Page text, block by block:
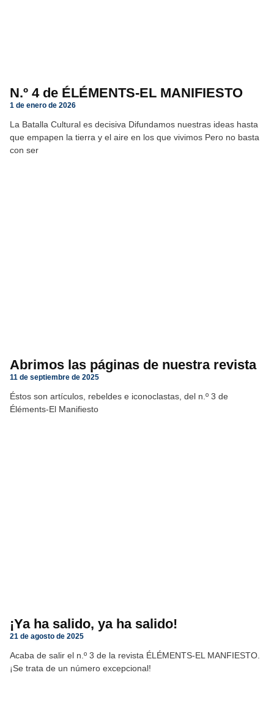
N.º 4 de ÉLÉMENTS-EL MANIFIESTO
1 de enero de 2026
La Batalla Cultural es decisiva Difundamos nuestras ideas hasta
que empapen la tierra y el aire en los que vivimos Pero no basta
con ser
Abrimos las páginas de nuestra revista
11 de septiembre de 2025
Éstos son artículos, rebeldes e iconoclastas, del n.º 3 de
Éléments-El Manifiesto
¡Ya ha salido, ya ha salido!
21 de agosto de 2025
Acaba de salir el n.º 3 de la revista ÉLÉMENTS-EL MANFIESTO.
¡Se trata de un número excepcional!